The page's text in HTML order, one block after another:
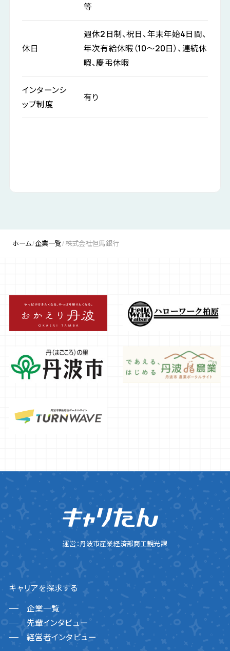
等
休日
週休2日制、祝日、年末年始4日間、
年次有給休暇（10～20日）、連続休
暇、慶弔休暇
インターンシ
ップ制度
有り
ホーム 企業一覧 株式会社但馬銀行
運営：丹波市産業経済部商工観光課
キャリアを探求する
企業一覧
先輩インタビュー
経営者インタビュー